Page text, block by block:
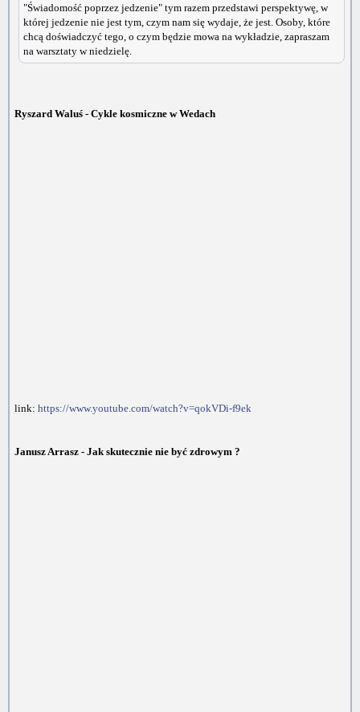
"Świadomość poprzez jedzenie" tym razem przedstawi perspektywę, w
której jedzenie nie jest tym, czym nam się wydaje, że jest. Osoby, które
chcą doświadczyć tego, o czym będzie mowa na wykładzie, zapraszam
na warsztaty w niedzielę.
Ryszard Waluś - Cykle kosmiczne w Wedach
link: https://www.youtube.com/watch?v=qokVDi-f9ek
Janusz Arrasz - Jak skutecznie nie być zdrowym ?